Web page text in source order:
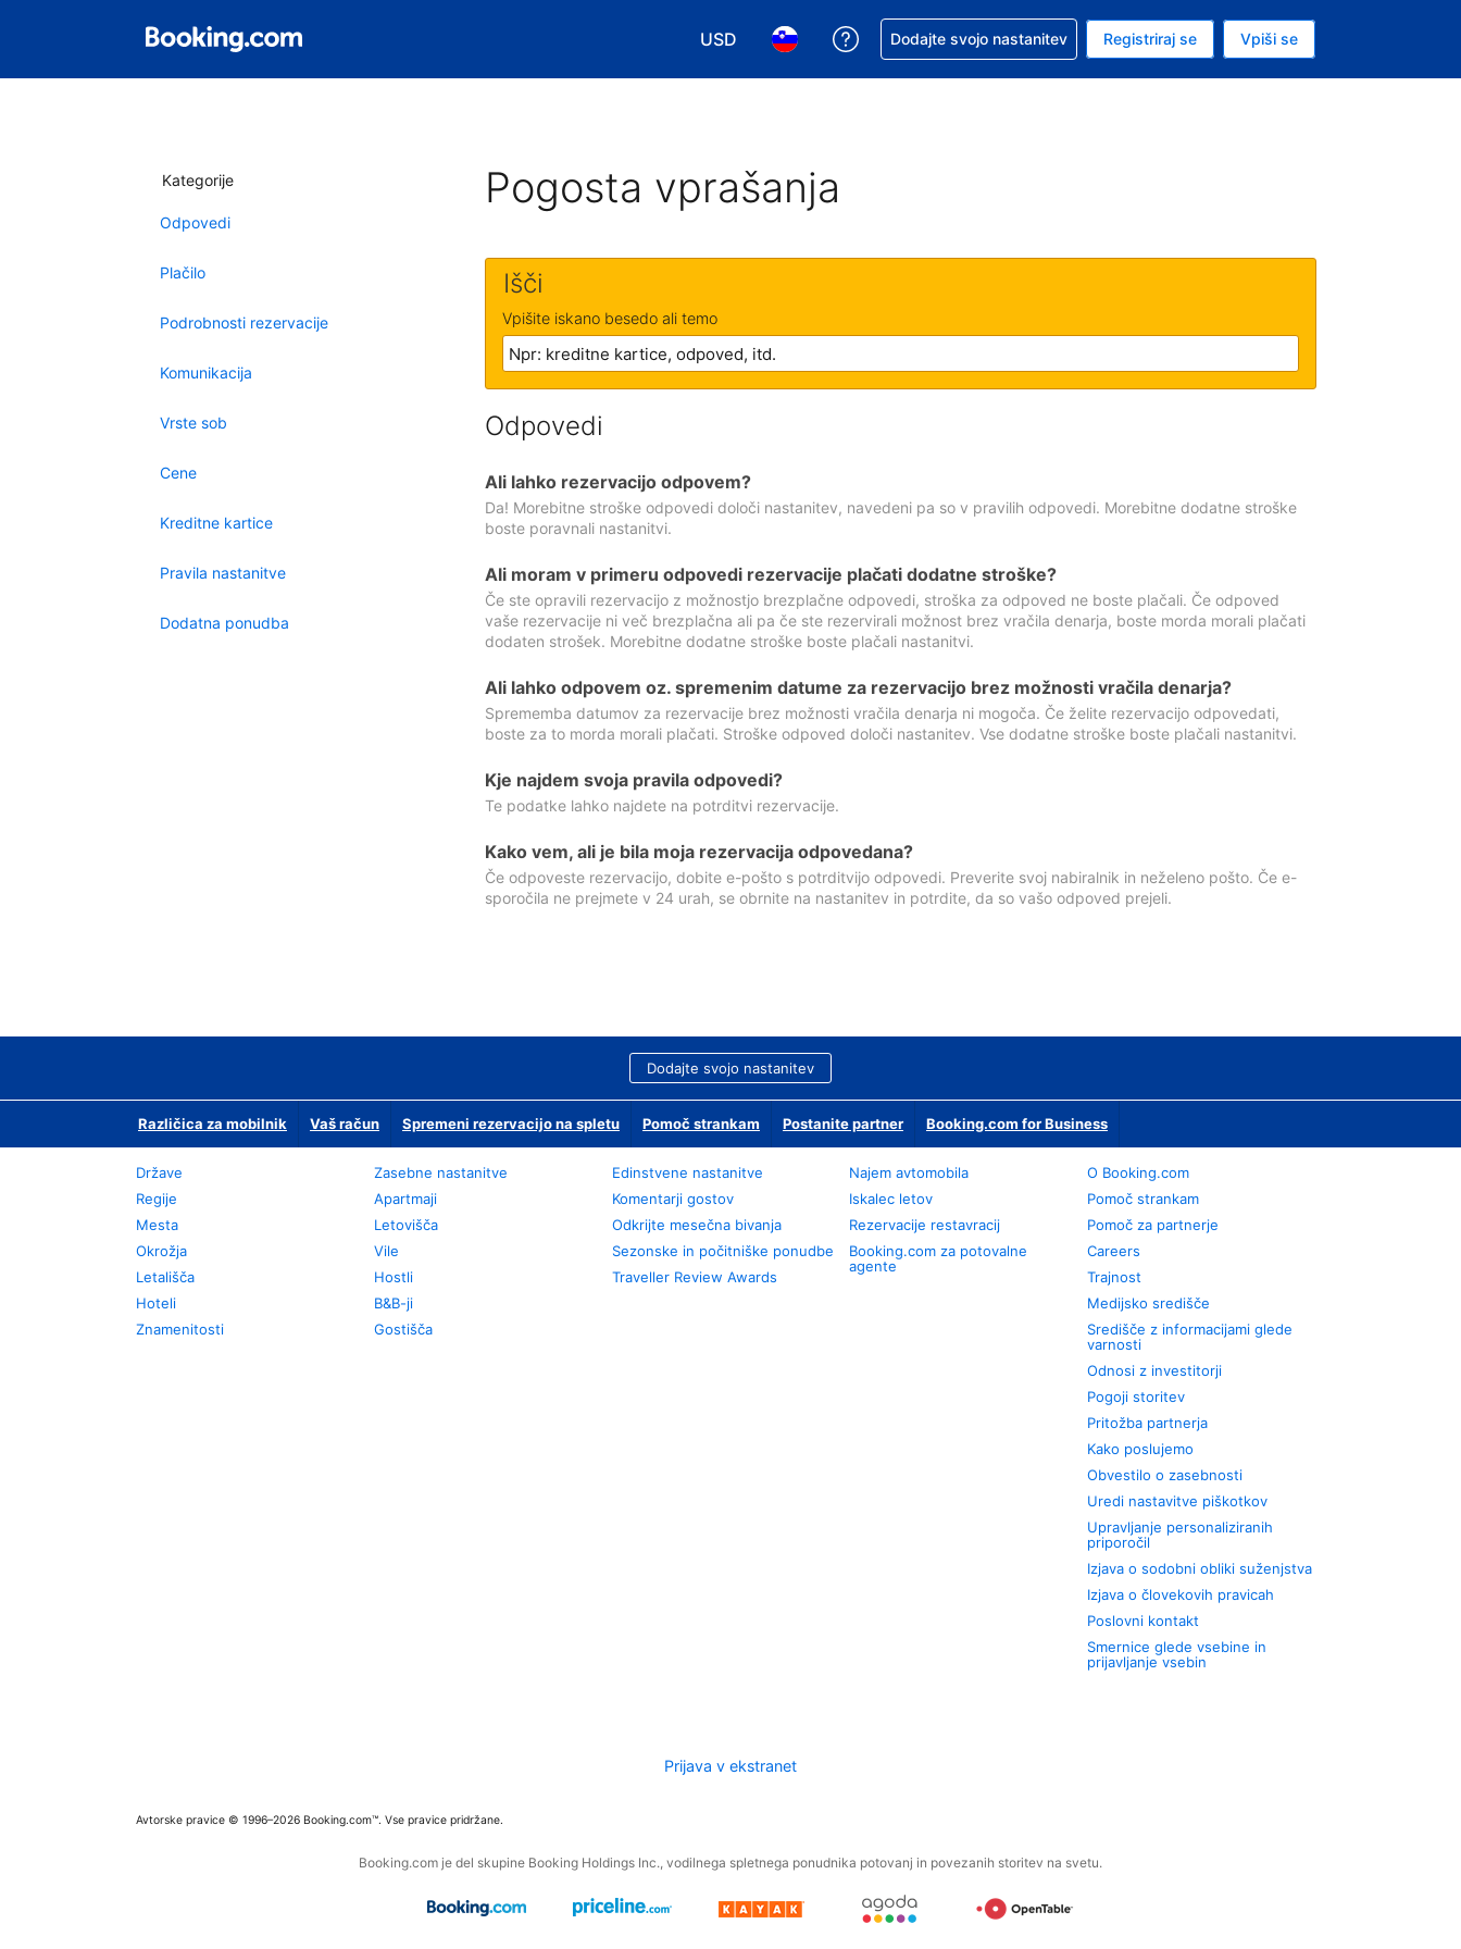
USD
Izbira valute. Vaša trenutna valuta je ameriški dolar
Izbira jezika. Vaš trenutni jezik je Slovenščini
Zaprosite za pomoč pri rezervaciji
Dodajte svojo nastanitev Registriraj se Vpiši se
Kategorije
Odpovedi
Plačilo
Podrobnosti rezervacije
Komunikacija
Vrste sob
Cene
Kreditne kartice
Pravila nastanitve
Dodatna ponudba
Pogosta vprašanja
Išči
Vpišite iskano besedo ali temo
Odpovedi
Ali lahko rezervacijo odpovem?
Da! Morebitne stroške odpovedi določi nastanitev, navedeni pa so v pravilih odpovedi. Morebitne dodatne stroške
boste poravnali nastanitvi.
Ali moram v primeru odpovedi rezervacije plačati dodatne stroške?
Če ste opravili rezervacijo z možnostjo brezplačne odpovedi, stroška za odpoved ne boste plačali. Če odpoved
vaše rezervacije ni več brezplačna ali pa če ste rezervirali možnost brez vračila denarja, boste morda morali plačati
dodaten strošek. Morebitne dodatne stroške boste plačali nastanitvi.
Ali lahko odpovem oz. spremenim datume za rezervacijo brez možnosti vračila denarja?
Sprememba datumov za rezervacije brez možnosti vračila denarja ni mogoča. Če želite rezervacijo odpovedati,
boste za to morda morali plačati. Stroške odpoved določi nastanitev. Vse dodatne stroške boste plačali nastanitvi.
Kje najdem svoja pravila odpovedi?
Te podatke lahko najdete na potrditvi rezervacije.
Kako vem, ali je bila moja rezervacija odpovedana?
Če odpoveste rezervacijo, dobite e-pošto s potrditvijo odpovedi. Preverite svoj nabiralnik in neželeno pošto. Če e-
sporočila ne prejmete v 24 urah, se obrnite na nastanitev in potrdite, da so vašo odpoved prejeli.
Dodajte svojo nastanitev
Različica za mobilnik Vaš račun Spremeni rezervacijo na spletu Pomoč strankam Postanite partner Booking.com for Business
Države
Regije
Mesta
Okrožja
Letališča
Hoteli
Znamenitosti
Zasebne nastanitve
Apartmaji
Letovišča
Vile
Hostli
B&B-ji
Gostišča
Edinstvene nastanitve
Komentarji gostov
Odkrijte mesečna bivanja
Sezonske in počitniške ponudbe
Traveller Review Awards
Najem avtomobila
Iskalec letov
Rezervacije restavracij
Booking.com za potovalne
agente
O Booking.com
Pomoč strankam
Pomoč za partnerje
Careers
Trajnost
Medijsko središče
Središče z informacijami glede
varnosti
Odnosi z investitorji
Pogoji storitev
Pritožba partnerja
Kako poslujemo
Obvestilo o zasebnosti
Uredi nastavitve piškotkov
Upravljanje personaliziranih
priporočil
Izjava o sodobni obliki suženjstva
Izjava o človekovih pravicah
Poslovni kontakt
Smernice glede vsebine in
prijavljanje vsebin
Prijava v ekstranet
Avtorske pravice © 1996–2026 Booking.com™. Vse pravice pridržane.
Booking.com je del skupine Booking Holdings Inc., vodilnega spletnega ponudnika potovanj in povezanih storitev na svetu.